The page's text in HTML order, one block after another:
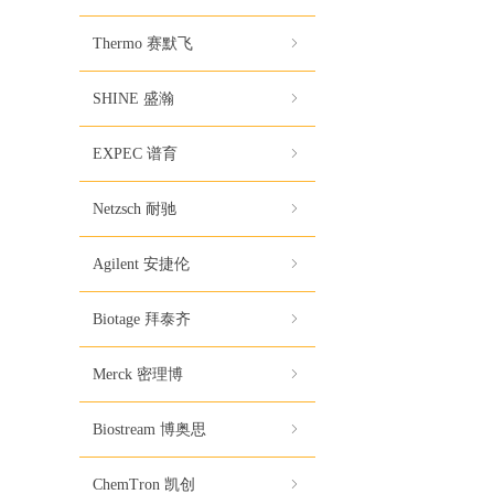
ꁇ
Thermo 赛默飞
ꁇ
SHINE 盛瀚
ꁇ
EXPEC 谱育
ꁇ
Netzsch 耐驰
ꁇ
Agilent 安捷伦
ꁇ
Biotage 拜泰齐
ꁇ
Merck 密理博
ꁇ
Biostream 博奥思
ꁇ
ChemTron 凯创